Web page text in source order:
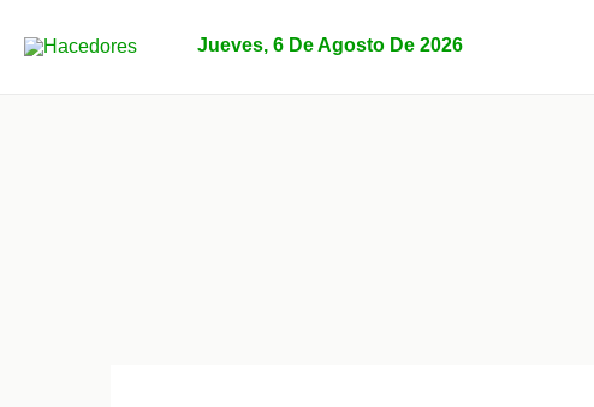
Jueves, 6 De Agosto De 2026